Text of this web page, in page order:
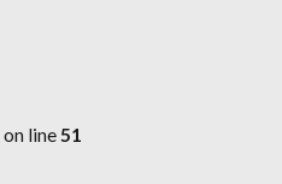
on line51